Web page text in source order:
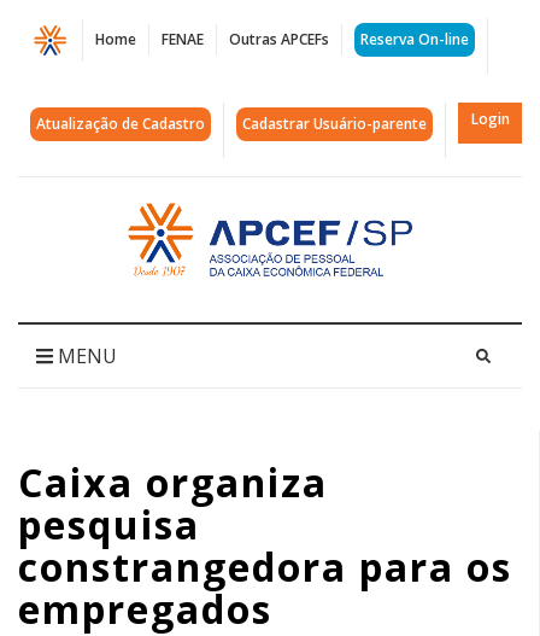
Página
Caixa
organiza
constrangedora
empregados
Home FENAE Outras APCEFs Reserva On-line
Atualização de Cadastro Cadastrar Usuário-parente Login
Acessar
página
inicial
MENU
Caixa organiza
pesquisa
constrangedora para os
empregados